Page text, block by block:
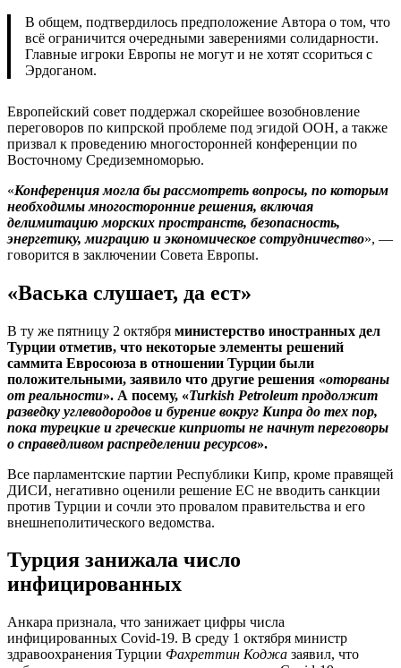
В общем, подтвердилось предположение Автора о том, что
всё ограничится очередными заверениями солидарности.
Главные игроки Европы не могут и не хотят ссориться с
Эрдоганом.
Европейский совет поддержал скорейшее возобновление
переговоров по кипрской проблеме под эгидой ООН, а также
призвал к проведению многосторонней конференции по
Восточному Средиземноморью.
«Конференция могла бы рассмотреть вопросы, по которым
необходимы многосторонние решения, включая
делимитацию морских пространств, безопасность,
энергетику, миграцию и экономическое сотрудничество», —
говорится в заключении Совета Европы.
«Васька слушает, да ест»
В ту же пятницу 2 октября министерство иностранных дел
Турции отметив, что некоторые элементы решений
саммита Евросоюза в отношении Турции были
положительными, заявило что другие решения «оторваны
от реальности». А посему, «Turkish Petroleum продолжит
разведку углеводородов и бурение вокруг Кипра до тех пор,
пока турецкие и греческие киприоты не начнут переговоры
о справедливом распределении ресурсов».
Все парламентские партии Республики Кипр, кроме правящей
ДИСИ, негативно оценили решение ЕС не вводить санкции
против Турции и сочли это провалом правительства и его
внешнеполитического ведомства.
Турция занижала число
инфицированных
Анкара признала, что занижает цифры числа
инфицированных Covid-19. В среду 1 октября министр
здравоохранения Турции Фахреттин Коджа заявил, что